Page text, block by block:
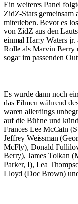
Ein weiteres Panel
ZidZ-Stars gemeinsam
miterleben. Bevor es
von ZidZ aus den
einmal Harry Waters jr.
Rolle als Marvin Berry
sogar im passenden
Es wurde dann noch
das Filmen während
waren allerdings
auf die Bühne und
Frances Lee McCain
Jeffrey Weissman
McFly), Donald
Berry), James Tolkan
Parker, I), Lea
Lloyd (Doc Brown)